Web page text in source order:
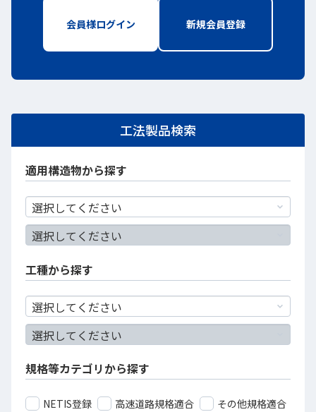
会員様ログイン 新しいWindowで開きます
新規会員登録新しいWindow
工法製品検索
適用構造物から探す
工種から探す
規格等カテゴリから探す
NETIS登録 高速道路規格適合
その他規格適合